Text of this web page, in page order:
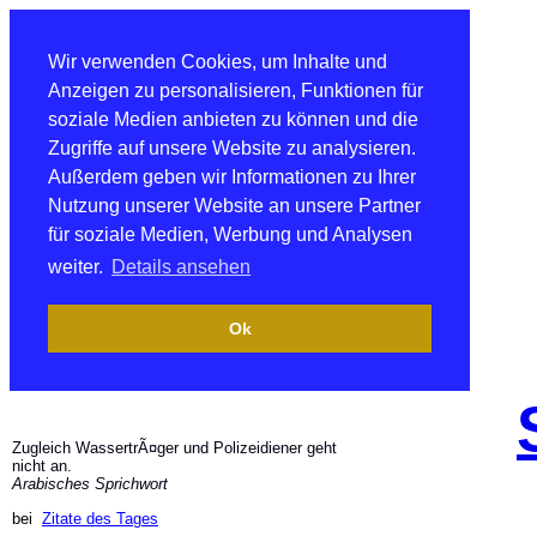
Wir verwenden Cookies, um Inhalte und
Anzeigen zu personalisieren, Funktionen für
soziale Medien anbieten zu können und die
Zugriffe auf unsere Website zu analysieren.
Außerdem geben wir Informationen zu Ihrer
Nutzung unserer Website an unsere Partner
für soziale Medien, Werbung und Analysen
weiter. Details ansehen
Ok
Zugleich WassertrÃ¤ger und Polizeidiener geht
nicht an.
Arabisches Sprichwort
bei Zitate des Tages